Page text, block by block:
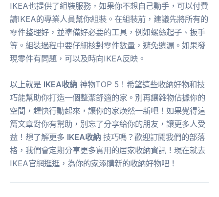
IKEA也提供了組裝服務，如果你不想自己動手，可以付費
請IKEA的專業人員幫你組裝。在組裝前，建議先將所有的
零件整理好，並準備好必要的工具，例如螺絲起子、扳手
等。組裝過程中要仔細核對零件數量，避免遺漏。如果發
現零件有問題，可以及時向IKEA反映。
以上就是 IKEA收納 神物TOP 5！希望這些收納好物和技
巧能幫助你打造一個整潔舒適的家。別再讓雜物佔據你的
空間，趕快行動起來，讓你的家煥然一新吧！如果覺得這
篇文章對你有幫助，別忘了分享給你的朋友，讓更多人受
益！想了解更多 IKEA收納 技巧嗎？歡迎訂閱我們的部落
格，我們會定期分享更多實用的居家收納資訊！現在就去
IKEA官網逛逛，為你的家添購新的收納好物吧！